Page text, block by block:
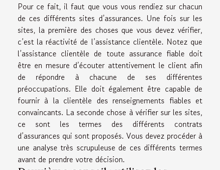
Pour ce fait, il faut que vous vous rendiez sur chacun
de ces différents sites d’assurances. Une fois sur les
sites, la première des choses que vous devez vérifier,
c’est la réactivité de l’assistance clientèle. Notez que
l’assistance clientèle de toute assurance fiable doit
être en mesure d’écouter attentivement le client afin
de répondre à chacune de ses différentes
préoccupations. Elle doit également être capable de
fournir à la clientèle des renseignements fiables et
convaincants. La seconde chose à vérifier sur les sites,
ce sont les termes des différents contrats
d’assurances qui sont proposés. Vous devez procéder à
une analyse très scrupuleuse de ces différents termes
avant de prendre votre décision.